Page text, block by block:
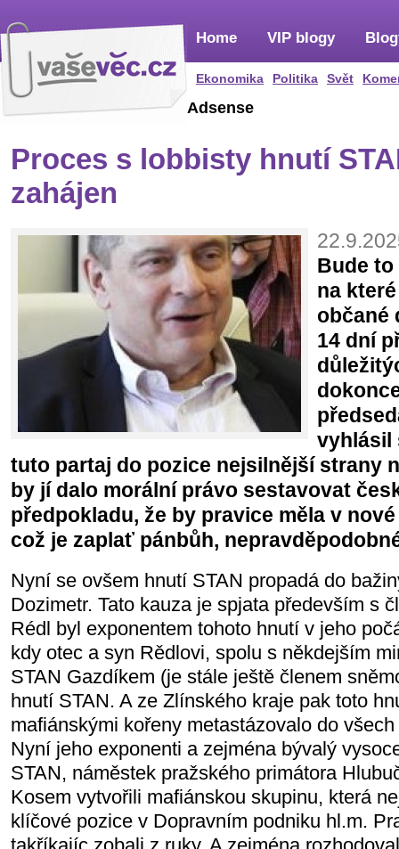
Home
Ekonomika Politika Svět
VIP blogy
Adsense
Proces s lobbisty hnutí
zahájen
Bude
na
občané
14 dní
vyhlásil
tuto partaj do pozice nejsilnější strany
by jí dalo morální právo sestavovat
předpokladu, že by pravice měla v
což je zaplať pánbůh,
Nyní se ovšem hnutí STAN propadá do
Dozimetr. Tato kauza je spjata především s
Rédl byl exponentem tohoto hnutí v jeho
kdy otec a syn Rědlovi, spolu s někdejším
STAN Gazdíkem (je stále ještě členem
hnutí STAN. A ze Zlínského kraje pak toto
mafiánskými kořeny metastázovalo do
Nyní jeho exponenti a zejména bývalý
STAN, náměstek pražského primátora
Kosem vytvořili mafiánskou skupinu, která
klíčové pozice v Dopravním podniku hl.m.